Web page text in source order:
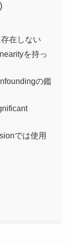
在しない
を持っ
の鑑
では使用